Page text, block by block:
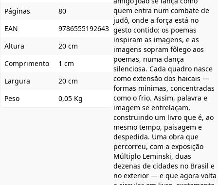
Páginas
80
EAN
9786555192643
Altura
20 cm
Comprimento
1 cm
Largura
20 cm
Peso
0,05 Kg
quem entra num combate de
judô, onde a força está no
gesto contido: os poemas
inspiram as imagens, e as
imagens sopram fôlego aos
poemas, numa dança
silenciosa. Cada quadro nasce
como extensão dos haicais —
formas mínimas, concentradas
como o frio. Assim, palavra e
imagem se entrelaçam,
construindo um livro que é, ao
mesmo tempo, paisagem e
despedida. Uma obra que
percorreu, com a exposição
Múltiplo Leminski, duas
dezenas de cidades no Brasil e
no exterior — e que agora volta